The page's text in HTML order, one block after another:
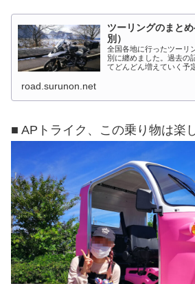
ツーリングのまと
別）
全国各地に行ったツーリ
別に纏めました。過去の
てどんどん増えていく予
なかなか難しいですね
road.surunon.net
■ APトライク、この乗り物は楽